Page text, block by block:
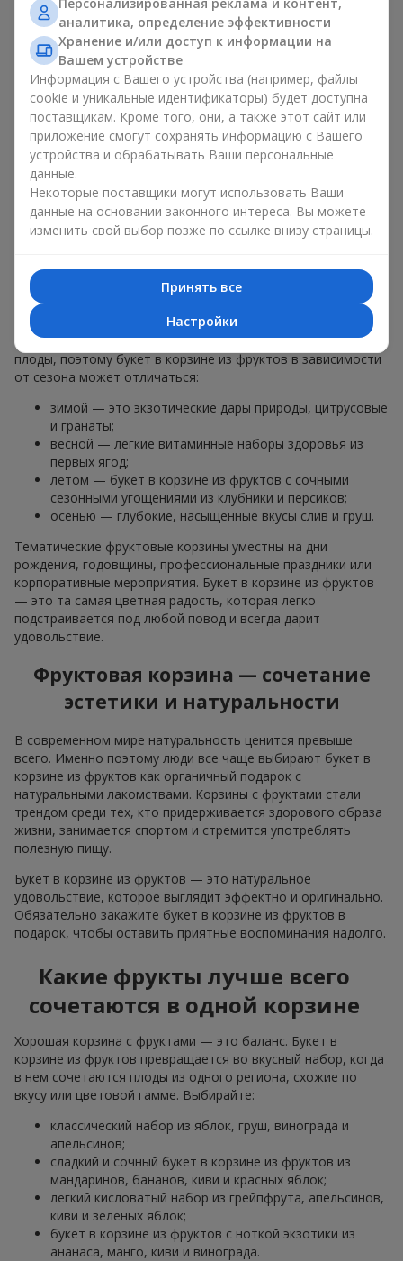
меньше, чем наполнение. Именно праздничное оформление
превращает обычный букет в корзине из фруктов в
гастрономический подарок. В компанииFlowers.uaмы
всегда учитываем пожелания клиента при создании декора.
При формировании композиции используются натуральные
материалы, продуманная упаковка вкуса и, конечно,
декоративные элементы, соответствующие событию.
По желанию клиента корзина с фруктами может быть
оформлена в прозрачной пленке или стильной коробке —
всегда с праздничной подачей, которая выглядит аккуратно
и презентабельно.
Тематические фруктовые
композиции для праздников
и сезонов
Каждое время года имеет свой характер и свои сезонные
плоды, поэтому букет в корзине из фруктов в зависимости
от сезона может отличаться:
зимой — это экзотические дары природы, цитрусовые
и гранаты;
весной — легкие витаминные наборы здоровья из
первых ягод;
летом — букет в корзине из фруктов с сочными
сезонными угощениями из клубники и персиков;
осенью — глубокие, насыщенные вкусы слив и груш.
Тематические фруктовые корзины уместны на дни
рождения, годовщины, профессиональные праздники или
корпоративные мероприятия. Букет в корзине из фруктов
— это та самая цветная радость, которая легко
подстраивается под любой повод и всегда дарит
удовольствие.
Фруктовая корзина — сочетание
эстетики и натуральности
В современном мире натуральность ценится превыше
всего. Именно поэтому люди все чаще выбирают букет в
корзине из фруктов как органичный подарок с
натуральными лакомствами. Корзины с фруктами стали
трендом среди тех, кто придерживается здорового образа
жизни, занимается спортом и стремится употреблять
полезную пищу.
Букет в корзине из фруктов — это натуральное
удовольствие, которое выглядит эффектно и оригинально.
Обязательно закажите букет в корзине из фруктов в
подарок, чтобы оставить приятные воспоминания надолго.
Какие фрукты лучше всего
сочетаются в одной корзине
Хорошая корзина с фруктами — это баланс. Букет в
корзине из фруктов превращается во вкусный набор, когда
в нем сочетаются плоды из одного региона, схожие по
вкусу или цветовой гамме. Выбирайте:
классический набор из яблок, груш, винограда и
апельсинов;
сладкий и сочный букет в корзине из фруктов из
мандаринов, бананов, киви и красных яблок;
легкий кисловатый набор из грейпфрута, апельсинов,
киви и зеленых яблок;
букет в корзине из фруктов с ноткой экзотики из
ананаса, манго, киви и винограда.
аналитика, определение эффективности
Хранение и/или доступ к информации на
Вашем устройстве
Информация с Вашего устройства (например, файлы
cookie и уникальные идентификаторы) будет доступна
поставщикам. Кроме того, они, а также этот сайт или
приложение смогут сохранять информацию с Вашего
устройства и обрабатывать Ваши персональные
данные.
Некоторые поставщики могут использовать Ваши
данные на основании законного интереса. Вы можете
изменить свой выбор позже по ссылке внизу страницы.
Принять все
Настройки